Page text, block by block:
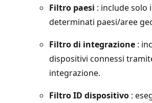
Filtro paesi : include solo
determinati paesi/aree
Filtro di integrazione :
dispositivi connessi
integrazione.
Filtro ID dispositivo :